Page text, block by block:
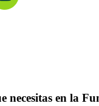
necesitas en la